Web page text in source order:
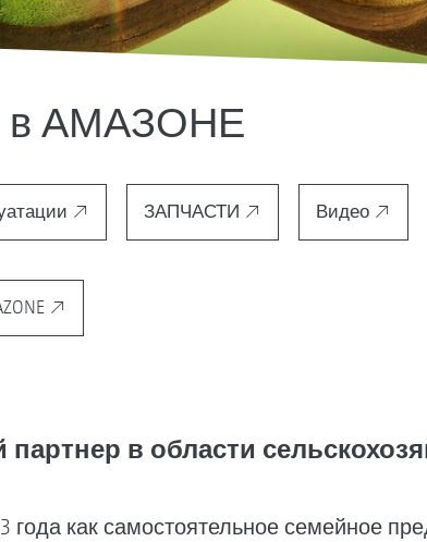
в АМАЗОНЕ
ЗАПЧАСТИ Видео
в области
как самостоятельное семейное